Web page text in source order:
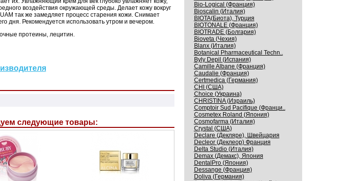
воздействия окружающей среды. Делает кожу вокруг
так же замедляет процесс старения кожи. Снимает
дня. Рекомендуется использовать утром и вечером.
протеины, лецитин.
следующие товары:
Bio-Logical (Франция)
Bioscalin (Италия)
BIOTA(Биота), Турция
BIOTONALE (Франция)
BIOTRADE (Болгария)
Bioveta (Чехия)
Blanx (Италия)
Botanical Pharmaceutical Techn..
Byly Depil (Испания)
Camille Albane (Франция)
Caudalie (Франция)
Certmedica (Германия)
CHI (США)
Choice (Украина)
CHRISTINA (Израиль)
Comptoir Sud Pacifique (Франци..
Cosmetex Roland (Япония)
Cosmofarma (Италия)
Crystal (США)
Declare (Декляре), Швейцария
Decleor (Деклеор) Франция
Delta Studio (Италия)
Demax (Демакс), Япония
DentalPro (Япония)
Dessange (Франция)
Doliva (Германия)